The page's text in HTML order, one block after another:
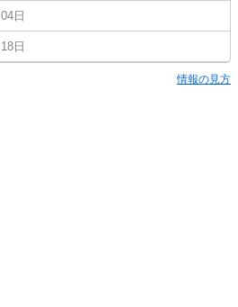
日
日
情報の見方